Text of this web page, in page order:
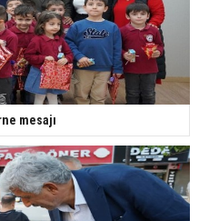
mesajı